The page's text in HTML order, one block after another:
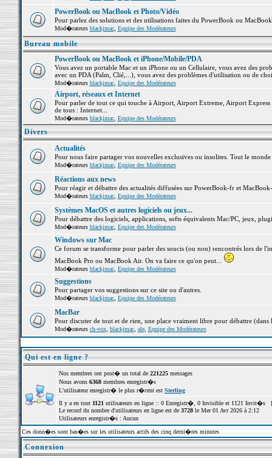
PowerBook ou MacBook et Photo/Vidéo
Pour parlez des solutions et des utilisations faites du PowerBook ou
Mod�rateurs blackjmac, Equipe des Modérateurs
Bureau mobile
PowerBook ou MacBook et iPhone/Mobile/PDA
Vous avez un portable Mac et un iPhone ou un Cellulaire, vous avez des
avec un PDA (Palm, Clié,...), vous avez des problèmes d'utilisation ou de
Mod�rateurs blackjmac, Equipe des Modérateurs
Airport, réseaux et Internet
Pour parler de tout ce qui touche à Airport, Airport Extreme, Airport
de tous : Internet...
Mod�rateurs blackjmac, Equipe des Modérateurs
Divers
Actualités
Pour nous faire partager vos nouvelles exclusives ou insolites. Tout le
Mod�rateurs blackjmac, Equipe des Modérateurs
Réactions aux news
Pour réagir et débattre des actualités diffusées sur PowerBook-fr et
Mod�rateurs blackjmac, Equipe des Modérateurs
Systèmes MacOS et autres logiciels ou jeux...
Pour débattre des logiciels, applications, softs équivalents Mac/PC, jeux,
Mod�rateurs blackjmac, Equipe des Modérateurs
Windows sur Mac
Ce forum se transforme pour parler des soucis (ou non) rencontrés lors de
MacBook Pro ou MacBook Air. On va faire ce qu'on peut...
Mod�rateurs blackjmac, Equipe des Modérateurs
Suggestions
Pour partager vos suggestions sur ce site ou d'autres.
Mod�rateurs blackjmac, Equipe des Modérateurs
MacBar
Pour discuter de tout et de rien, une place vraiment libre pour débattre (dans
Mod�rateurs ch-vox, blackjmac, ale, Equipe des Modérateurs
Qui est en ligne ?
Nos membres ont post� un total de 221225messages
Nous avons 6368membres enregistr�s
L'utilisateur enregistr� le plus r�cent est Sterling
Il y a en tout 1121 utilisateurs en ligne :: 0 Enregistr�, 0 Invisible et 1121 Invit�s
Le record du nombre d'utilisateurs en ligne est de 3728le Mer 01 Avr 2026 à 2:12
Utilisateurs enregistr�s : Aucun
Ces donn�es sont bas�es sur les utilisateurs actifs des cinq derni�res minutes
Connexion